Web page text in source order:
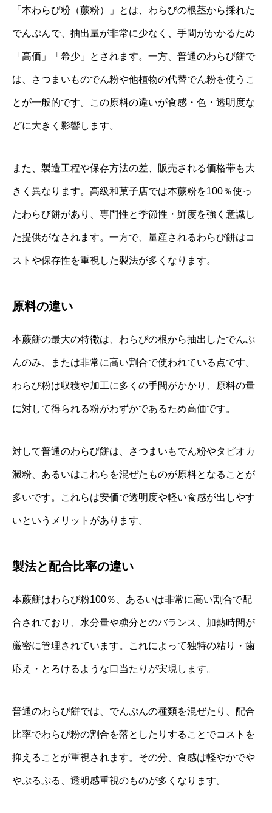
「本わらび粉（蕨粉）」とは、わらびの根茎から採れた
でんぷんで、抽出量が非常に少なく、手間がかかるため
「高価」「希少」とされます。一方、普通のわらび餅で
は、さつまいものでん粉や他植物の代替でん粉を使うこ
とが一般的です。この原料の違いが食感・色・透明度な
どに大きく影響します。
また、製造工程や保存方法の差、販売される価格帯も大
きく異なります。高級和菓子店では本蕨粉を100％使っ
たわらび餅があり、専門性と季節性・鮮度を強く意識し
た提供がなされます。一方で、量産されるわらび餅はコ
ストや保存性を重視した製法が多くなります。
原料の違い
本蕨餅の最大の特徴は、わらびの根から抽出したでんぷ
んのみ、または非常に高い割合で使われている点です。
わらび粉は収穫や加工に多くの手間がかかり、原料の量
に対して得られる粉がわずかであるため高価です。
対して普通のわらび餅は、さつまいもでん粉やタピオカ
澱粉、あるいはこれらを混ぜたものが原料となることが
多いです。これらは安価で透明度や軽い食感が出しやす
いというメリットがあります。
製法と配合比率の違い
本蕨餅はわらび粉100％、あるいは非常に高い割合で配
合されており、水分量や糖分とのバランス、加熱時間が
厳密に管理されています。これによって独特の粘り・歯
応え・とろけるような口当たりが実現します。
普通のわらび餅では、でんぷんの種類を混ぜたり、配合
比率でわらび粉の割合を落としたりすることでコストを
抑えることが重視されます。その分、食感は軽やかでや
やぷるぷる、透明感重視のものが多くなります。